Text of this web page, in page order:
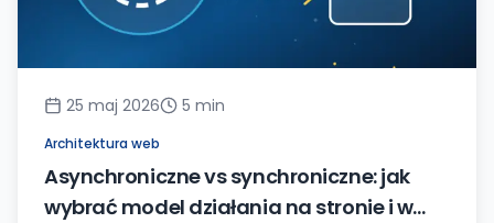
25 maj 2026 5 min
Architektura web
Asynchroniczne vs synchroniczne: jak
wybrać model działania na stronie i w